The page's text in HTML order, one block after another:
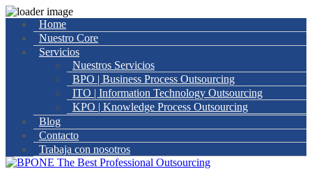
Home
Nuestro Core
Servicios
Nuestros Servicios
BPO | Business Process Outsourcing
ITO | Information Technology Outsourcing
KPO | Knowledge Process Outsourcing
Blog
Contacto
Trabaja con nosotros